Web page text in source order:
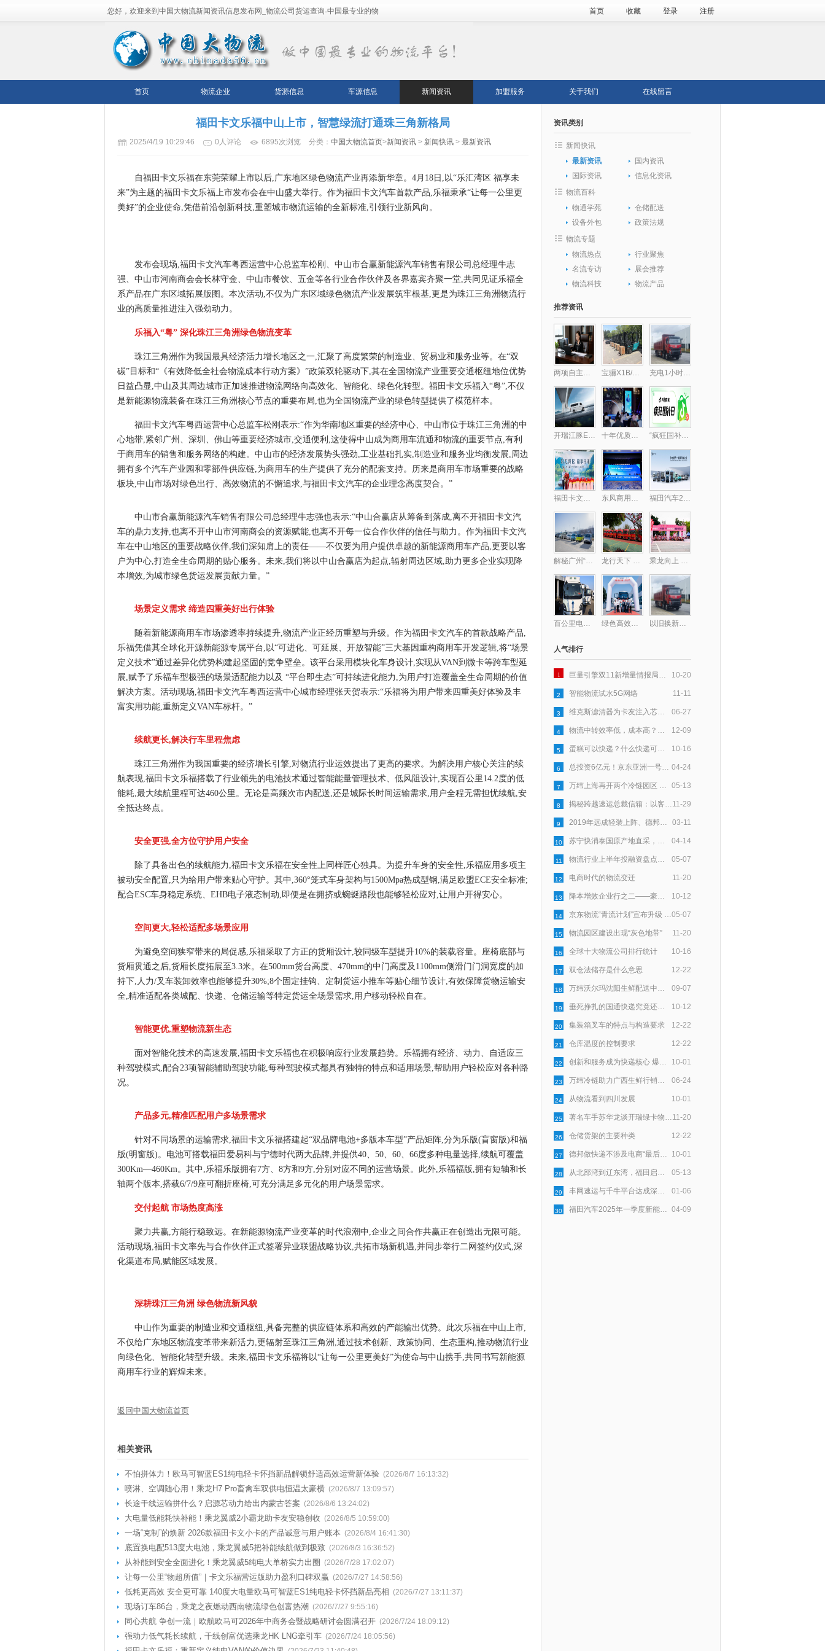
您好，欢迎来到中国大物流新闻资讯信息发布网_物流公司货运查询-中国最专业的物
流平台！
首页 收藏 登录 注册
首页 物流企业 货源信息 车源信息 新闻资讯 加盟服务 关于我们 在线留言
福田卡文乐福中山上市，智慧绿流打通珠三角新格局
2025/4/19 10:29:46 0人评论 6895次浏览 分类： 中国大物流首页>新闻资讯 > 新闻快讯 > 最新资讯
自福田卡文乐福在东莞荣耀上市以后,广东地区绿色物流产业再添新华章。4月18日,以“乐汇湾区 福享未
来”为主题的福田卡文乐福上市发布会在中山盛大举行。作为福田卡文汽车首款产品,乐福秉承“让每一公里更
美好”的企业使命,凭借前沿创新科技,重塑城市物流运输的全新标准,引领行业新风向。
发布会现场,福田卡文汽车粤西运营中心总监车松刚、中山市合赢新能源汽车销售有限公司总经理牛志
强、中山市河南商会会长林守金、中山市餐饮、五金等各行业合作伙伴及各界嘉宾齐聚一堂,共同见证乐福全
系产品在广东区域拓展版图。本次活动,不仅为广东区域绿色物流产业发展筑牢根基,更是为珠江三角洲物流行
业的高质量推进注入强劲动力。
乐福入“粤” 深化珠江三角洲绿色物流变革
珠江三角洲作为我国最具经济活力增长地区之一,汇聚了高度繁荣的制造业、贸易业和服务业等。在“双
碳”目标和“《有效降低全社会物流成本行动方案》”政策双轮驱动下,其在全国物流产业重要交通枢纽地位优势
日益凸显,中山及其周边城市正加速推进物流网络向高效化、智能化、绿色化转型。福田卡文乐福入“粤”,不仅
是新能源物流装备在珠江三角洲核心节点的重要布局,也为全国物流产业的绿色转型提供了模范样本。
福田卡文汽车粤西运营中心总监车松刚表示:“作为华南地区重要的经济中心、中山市位于珠江三角洲的中
心地带,紧邻广州、深圳、佛山等重要经济城市,交通便利,这使得中山成为商用车流通和物流的重要节点,有利
于商用车的销售和服务网络的构建。中山市的经济发展势头强劲,工业基础扎实,制造业和服务业均衡发展,周边
拥有多个汽车产业园和零部件供应链,为商用车的生产提供了充分的配套支持。历来是商用车市场重要的战略
板块,中山市场对绿色出行、高效物流的不懈追求,与福田卡文汽车的企业理念高度契合。”
中山市合赢新能源汽车销售有限公司总经理牛志强也表示:“中山合赢店从筹备到落成,离不开福田卡文汽
车的鼎力支持,也离不开中山市河南商会的资源赋能,也离不开每一位合作伙伴的信任与助力。作为福田卡文汽
车在中山地区的重要战略伙伴,我们深知肩上的责任——不仅要为用户提供卓越的新能源商用车产品,更要以客
户为中心,打造全生命周期的贴心服务。未来,我们将以中山合赢店为起点,辐射周边区域,助力更多企业实现降
本增效,为城市绿色货运发展贡献力量。”
场景定义需求 缔造四重美好出行体验
随着新能源商用车市场渗透率持续提升,物流产业正经历重塑与升级。作为福田卡文汽车的首款战略产品,
乐福凭借其全球化开源新能源专属平台,以“可进化、可延展、开放智能”三大基因重构商用车开发逻辑,将“场景
定义技术”通过差异化优势构建起坚固的竞争壁垒。该平台采用模块化车身设计,实现从VAN到微卡等跨车型延
展,赋予了乐福车型极强的场景适配能力以及 “平台即生态”可持续进化能力,为用户打造覆盖全生命周期的价值
解决方案。活动现场,福田卡文汽车粤西运营中心城市经理张天贺表示:“乐福将为用户带来四重美好体验及丰
富实用功能,重新定义VAN车标杆。”
续航更长,解决行车里程焦虑
珠江三角洲作为我国重要的经济增长引擎,对物流行业运效提出了更高的要求。为解决用户核心关注的续
航表现,福田卡文乐福搭载了行业领先的电池技术通过智能能量管理技术、低风阻设计,实现百公里14.2度的低
能耗,最大续航里程可达460公里。无论是高频次市内配送,还是城际长时间运输需求,用户全程无需担忧续航,安
全抵达终点。
安全更强,全方位守护用户安全
除了具备出色的续航能力,福田卡文乐福在安全性上同样匠心独具。为提升车身的安全性,乐福应用多项主
被动安全配置,只为给用户带来贴心守护。其中,360°笼式车身架构与1500Mpa热成型钢,满足欧盟ECE安全标准;
配合ESC车身稳定系统、EHB电子液态制动,即便是在拥挤或蜿蜒路段也能够轻松应对,让用户开得安心。
空间更大,轻松适配多场景应用
为避免空间狭窄带来的局促感,乐福采取了方正的货厢设计,较同级车型提升10%的装载容量。座椅底部与
货厢贯通之后,货厢长度拓展至3.3米。在500mm货台高度、470mm的中门高度及1100mm侧滑门门洞宽度的加
持下,人力/叉车装卸效率也能够提升30%;8个固定挂钩、定制货运小推车等贴心细节设计,有效保障货物运输安
全,精准适配各类城配、快递、仓储运输等特定货运全场景需求,用户移动轻松自在。
智能更优,重塑物流新生态
面对智能化技术的高速发展,福田卡文乐福也在积极响应行业发展趋势。乐福拥有经济、动力、自适应三
种驾驶模式,配合23项智能辅助驾驶功能,每种驾驶模式都具有独特的特点和适用场景,帮助用户轻松应对各种路
况。
产品多元,精准匹配用户多场景需求
针对不同场景的运输需求,福田卡文乐福搭建起“双品牌电池+多版本车型”产品矩阵,分为乐版(盲窗版)和福
版(明窗版)。电池可搭载福田爱易科与宁德时代两大品牌,并提供40、50、60、66度多种电量选择,续航可覆盖
300Km—460Km。其中,乐福乐版拥有7方、8方和9方,分别对应不同的运营场景。此外,乐福福版,拥有短轴和长
轴两个版本,搭载6/7/9座可翻折座椅,可充分满足多元化的用户场景需求。
交付起航 市场热度高涨
聚力共赢,方能行稳致远。在新能源物流产业变革的时代浪潮中,企业之间合作共赢正在创造出无限可能。
活动现场,福田卡文率先与合作伙伴正式签署异业联盟战略协议,共拓市场新机遇,并同步举行二网签约仪式,深
化渠道布局,赋能区域发展。
深耕珠江三角洲 绿色物流新风貌
中山作为重要的制造业和交通枢纽,具备完整的供应链体系和高效的产能输出优势。此次乐福在中山上市,
不仅给广东地区物流变革带来新活力,更辐射至珠江三角洲,通过技术创新、政策协同、生态重构,推动物流行业
向绿色化、智能化转型升级。未来,福田卡文乐福将以“让每一公里更美好”为使命与中山携手,共同书写新能源
商用车行业的辉煌未来。
返回中国大物流首页
相关资讯
不怕拼体力！欧马可智蓝ES1纯电轻卡怀挡新品解锁舒适高效运营新体验 (2026/8/7 16:13:32)
喷淋、空调随心用！乘龙H7 Pro畜禽车双供电恒温太豪横 (2026/8/7 13:09:57)
长途干线运输拼什么？启源芯动力给出内蒙古答案 (2026/8/6 13:24:02)
大电量低能耗快补能！乘龙翼威2小霸龙助卡友安稳创收 (2026/8/5 10:59:00)
一场“克制”的焕新 2026款福田卡文小卡的产品诚意与用户账本 (2026/8/4 16:41:30)
底置换电配513度大电池，乘龙翼威5把补能续航做到极致 (2026/8/3 16:36:52)
从补能到安全全面进化！乘龙翼威5纯电大单桥实力出圈 (2026/7/28 17:02:07)
让每一公里“物超所值”｜卡文乐福营运版助力盈利口碑双赢 (2026/7/27 14:58:56)
低耗更高效 安全更可靠 140度大电量欧马可智蓝ES1纯电轻卡怀挡新品亮相 (2026/7/27 13:11:37)
现场订车86台，乘龙之夜燃动西南物流绿色创富热潮 (2026/7/27 9:55:16)
同心共航 争创一流｜欧航欧马可2026年中商务会暨战略研讨会圆满召开 (2026/7/24 18:09:12)
强动力低气耗长续航，干线创富优选乘龙HK LNG牵引车 (2026/7/24 18:05:56)
资讯类别
新闻快讯
最新资讯
国内资讯
国际资讯
信息化资讯
物流百科
物通学苑
仓储配送
设备外包
政策法规
物流专题
物流热点
行业聚焦
名流专访
展会推荐
物流科技
物流产品
推荐资讯
两项自主核心技术破局行业痛点 包静引领跨境供应链数字化升级,库存周转效率提升30% 宝骊X1B/X3B批量交付，驱动“中国镁都”物料搬运绿色跃迁 充电1小时畅行300公里，乘龙H7纯电自卸破解里程焦虑
开瑞江豚E5/E7客运版上市，全面升级带来乘用级体验 十年优质乳工程，24小时鲜牛乳以鲜活“质”敬时代 “疯狂国补日”四五月加码再变身？上抖音享国补的背后，耐消行业商家机会来了
福田卡文乐福中山上市，智慧绿流打通珠三角新格局 东风商用车携龙擎3.0动力链强势亮相2025化工物流安全环保发展论坛 福田汽车2025年一季度新能源销量同比大增174.2%，持续领跑新能源市场
解秘广州“钻石型”顶层物流网络的最后一块拼图——广州东部公铁联运枢纽 龙行天下 以客为先丨龙擎动力爆单130台！助力钢铁物流提质增效 乘龙向上 共赴星海，乘龙跑团2025柳州马拉松激情开跑
百公里电耗低至31度，乘龙L2V新能源轻卡助卡友钱程似锦 绿色高效双驱动！德铁信可在华部署首批醇氢重卡 以旧换新至高补贴17万！乘龙H7纯电自卸换购正当时
人气排行
10-20
1 巨量引擎双11新增量情报局｜以「货」为核，多效并举让新品打爆更高效
11-11
2 智能物流试水5G网络
06-27
3 维克斯滤清器为卡友注入芯力量，爱心大派送全国盛启
12-09
4 物流中转效率低，成本高？跨越速运以科技赋能，助力产业升级
10-16
5 蛋糕可以快递？什么快递可以寄蛋糕？
04-24
6 总投资6亿元！京东亚洲一号鹤壁浚县物流园基建已完成50％
05-13
7 万纬上海再开两个冷链园区 守护舌尖上的食品安全
11-29
8 揭秘跨越速运总裁信箱：以客户为中心，五年收信6万封
03-11
9 2019年远成轻装上阵、德邦进军大件、安能要“活下去”
04-14
10 苏宁快消泰国原产地直采，智慧物流助力72小时速达
05-07
11 物流行业上半年投融资盘点：100亿资金一半入零担，一半向技术
11-20
12 电商时代的物流变迁
10-12
13 降本增效企业行之二——豪狼物流：服务细节上用“新”深耕
05-07
14 京东物流“青流计划”宣布升级 聚焦末端回收再利用
11-20
15 物流园区建设出现“灰色地带”
10-16
16 全球十大物流公司排行统计
12-22
17 双仓法储存是什么意思
09-07
18 万纬沃尔玛沈阳生鲜配送中心正式开仓
10-12
19 垂死挣扎的国通快递究竟还能撑多久？
12-22
20 集装箱叉车的特点与构造要求
12-22
21 仓库温度的控制要求
10-01
22 创新和服务成为快递核心 爆发式增长带来时代契机
06-24
23 万纬冷链助力广西生鲜行销全国
10-01
24 从物流看到四川发展
11-20
25 著名车手苏华龙谈开瑞绿卡物流与安全
12-22
26 仓储货架的主要种类
10-01
27 德邦做快递不涉及电商“最后一公里”配送
05-13
28 从北部湾到辽东湾，福田启明星以用户口碑点亮绿色物流新程
01-06
29 丰网速运与千牛平台达成深度合作，为淘宝天猫商家提供稳定物流服务
04-09
30 福田汽车2025年一季度新能源销量同比大增174.2%，持续领跑新能源市场